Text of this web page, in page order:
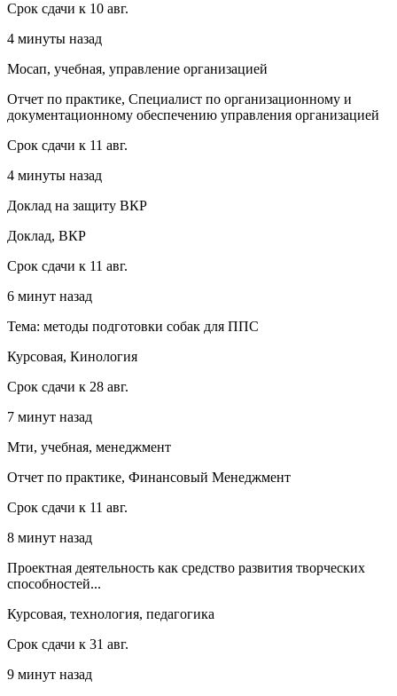
Срок сдачи к 10 авг.
4 минуты назад
Мосап, учебная, управление организацией
Отчет по практике, Специалист по организационному и
документационному обеспечению управления организацией
Срок сдачи к 11 авг.
4 минуты назад
Доклад на защиту ВКР
Доклад, ВКР
Срок сдачи к 11 авг.
6 минут назад
Тема: методы подготовки собак для ППС
Курсовая, Кинология
Срок сдачи к 28 авг.
7 минут назад
Мти, учебная, менеджмент
Отчет по практике, Финансовый Менеджмент
Срок сдачи к 11 авг.
8 минут назад
Проектная деятельность как средство развития творческих
способностей...
Курсовая, технология, педагогика
Срок сдачи к 31 авг.
9 минут назад